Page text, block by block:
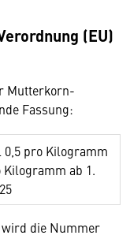
(EU)
Mutterkorn-
Fassung:
pro Kilogramm
Kilogramm ab 1.
die Nummer